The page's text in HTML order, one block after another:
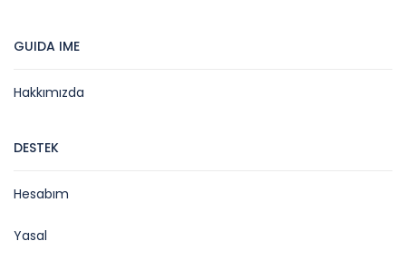
GUIDA IME
Hakkımızda
DESTEK
Hesabım
Yasal